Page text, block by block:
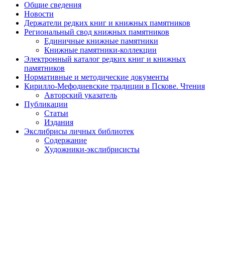
Общие сведения
Новости
Держатели редких книг и книжных памятников
Региональный свод книжных памятников
Единичные книжные памятники
Книжные памятники-коллекции
Электронный каталог редких книг и книжных
памятников
Нормативные и методические документы
Кирилло-Мефодиевские традиции в Пскове. Чтения
Авторский указатель
Публикации
Статьи
Издания
Экслибрисы личных библиотек
Содержание
Художники-экслибрисисты